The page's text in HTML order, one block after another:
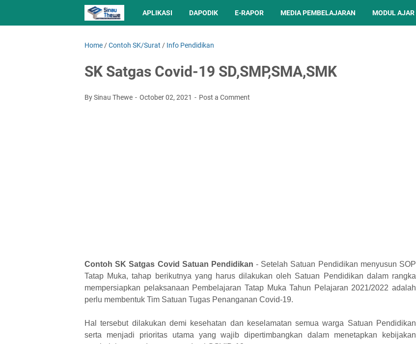
APLIKASI DAPODIK E-RAPOR MEDIA PEMBELAJARAN MODUL AJAR
Home /Contoh SK/Surat / Info Pendidikan
SK Satgas Covid-19 SD,SMP,SMA,SMK
By Sinau Thewe October 02, 2021 Post a Comment
Contoh SK Satgas Covid Satuan Pendidikan - Setelah Satuan Pendidikan menyusun SOP
Tatap Muka, tahap berikutnya yang harus dilakukan oleh Satuan Pendidikan dalam rangka
mempersiapkan pelaksanaan Pembelajaran Tatap Muka Tahun Pelajaran 2021/2022 adalah
perlu membentuk Tim Satuan Tugas Penanganan Covid-19.
Hal tersebut dilakukan demi kesehatan dan keselamatan semua warga Satuan Pendidikan
serta menjadi prioritas utama yang wajib dipertimbangkan dalam menetapkan kebijakan